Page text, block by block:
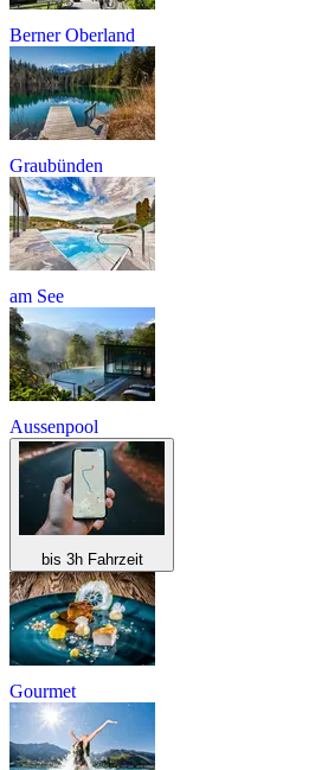
Berner Oberland
Graubünden
am See
Aussenpool
bis 3h Fahrzeit
Gourmet